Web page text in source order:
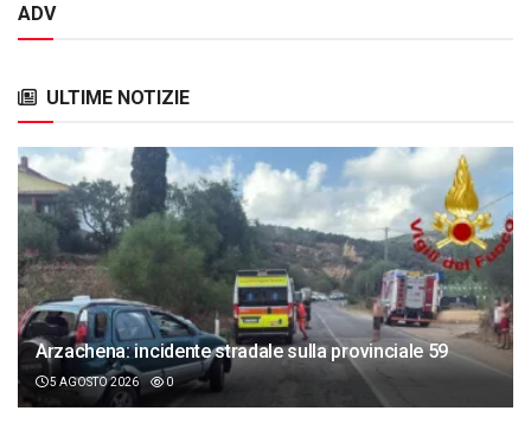
ADV
ULTIME NOTIZIE
Arzachena: incidente stradale sulla provinciale 59
5 AGOSTO 2026 0